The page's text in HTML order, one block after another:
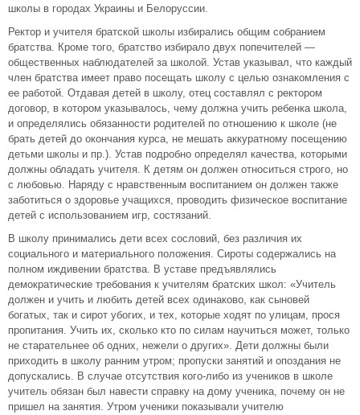
школы в городах Украины и Белоруссии.
Ректор и учителя братской школы избирались общим собранием
братства. Кроме того, братство избирало двух попечителей —
общественных наблюдателей за школой. Устав указывал, что каждый
член братства имеет право посещать школу с целью ознакомления с
ее работой. Отдавая детей в школу, отец составлял с ректором
договор, в котором указывалось, чему должна учить ребенка школа,
и определялись обязанности родителей по отношению к школе (не
брать детей до окончания курса, не мешать аккуратному посещению
детьми школы и пр.). Устав подробно определял качества, которыми
должны обладать учителя. К детям он должен относиться строго, но
с любовью. Наряду с нравственным воспитанием он должен также
заботиться о здоровье учащихся, проводить физическое воспитание
детей с использованием игр, состязаний.
В школу принимались дети всех сословий, без различия их
социального и материального положения. Сироты содержались на
полном иждивении братства. В уставе предъявлялись
демократические требования к учителям братских школ: «Учитель
должен и учить и любить детей всех одинаково, как сыновей
богатых, так и сирот убогих, и тех, которые ходят по улицам, прося
пропитания. Учить их, сколько кто по силам научиться может, только
не старательнее об одних, нежели о других». Дети должны были
приходить в школу ранним утром; пропуски занятий и опоздания не
допускались. В случае отсутствия кого-либо из учеников в школе
учитель обязан был навести справку на дому ученика, почему он не
пришел на занятия. Утром ученики показывали учителю